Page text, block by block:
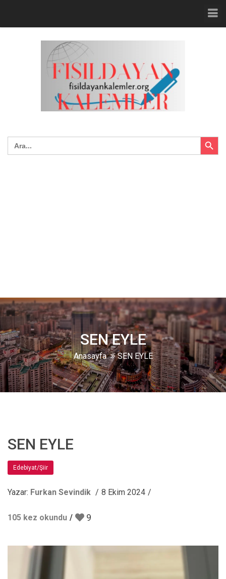
Search
for:
Search Button
SEN EYLE
Anasayfa SEN EYLE
SEN EYLE
Edebiyat/Şiir
Yazar: Furkan Sevindik 8 Ekim 2024
105 kez okundu 9